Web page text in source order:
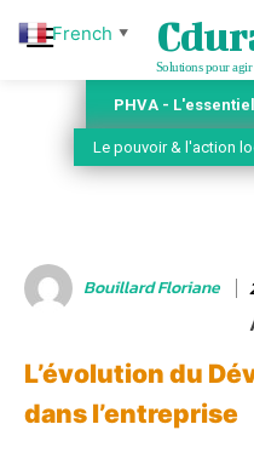
Solutions pour
PHVA -
Le pouvoir & l'action
Bouillard Floriane
L’évolution du
dans l’entreprise
French ▼